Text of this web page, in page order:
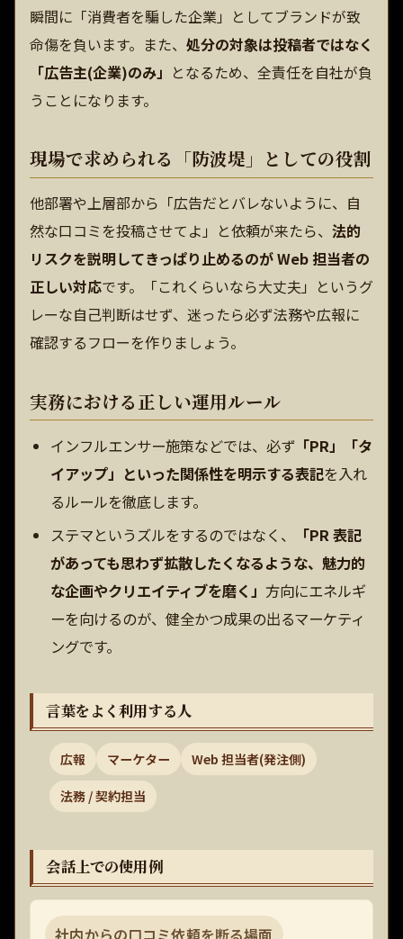
瞬間に「消費者を騙した企業」としてブランドが致
命傷を負います。また、 処分の対象は投稿者ではなく
「広告主(企業)のみ」 となるため、全責任を自社が負
うことになります。
現場で求められる「防波堤」としての役割
他部署や上層部から「広告だとバレないように、自
然な口コミを投稿させてよ」と依頼が来たら、 法的
リスクを説明してきっぱり止めるのが Web 担当者の
正しい対応です。「これくらいなら大丈夫」というグ
レーな自己判断はせず、迷ったら必ず法務や広報に
確認するフローを作りましょう。
実務における正しい運用ルール
インフルエンサー施策などでは、必ず「PR」「タ
イアップ」といった関係性を明示する表記を入れ
るルールを徹底します。
ステマというズルをするのではなく、
「PR 表記
があっても思わず拡散したくなるような、魅力的
な企画やクリエイティブを磨く」 方向にエネルギ
ーを向けるのが、健全かつ成果の出るマーケティ
ングです。
言葉をよく利用する人
広報 マーケター Web 担当者(発注側)
法務 / 契約担当
会話上での使用例
社内からの口コミ依頼を断る場面